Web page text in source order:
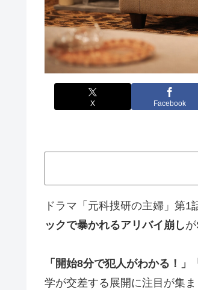
X Facebook
ドラマ「元科捜研の主婦」第1
ックで暴かれるアリバイ崩し
「開始8分で犯人がわかる！」
学が交差する展開に注目が集ま